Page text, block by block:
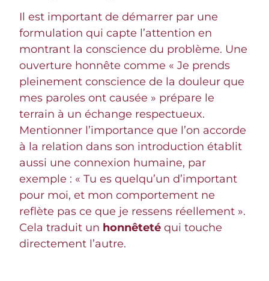
Il est important de démarrer par une
formulation qui capte l’attention en
montrant la conscience du problème. Une
ouverture honnête comme « Je prends
pleinement conscience de la douleur que
mes paroles ont causée » prépare le
terrain à un échange respectueux.
Mentionner l’importance que l’on accorde
à la relation dans son introduction établit
aussi une connexion humaine, par
exemple : « Tu es quelqu’un d’important
pour moi, et mon comportement ne
reflète pas ce que je ressens réellement ».
Cela traduit un honnêteté qui touche
directement l’autre.